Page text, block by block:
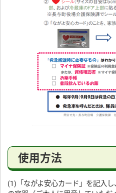
使用方法
(1)「ながよ安心カード」を記入